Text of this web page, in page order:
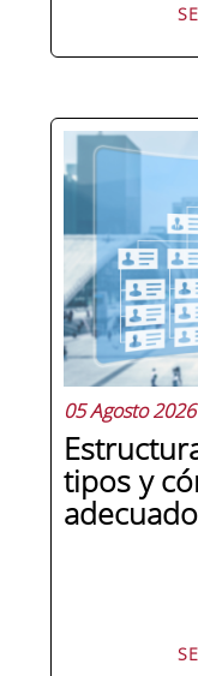
Pocas
en la
en la
compliance
reforma
jurídicas,
05 Agosto 2026
tipos y
adecuado